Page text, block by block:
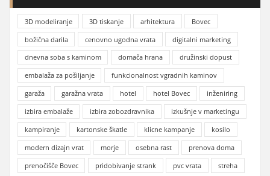
3D modeliranje 3D tiskanje arhitektura
Bovec
božična darila
cenovno ugodna vrata
digitalni marketing
dnevna soba s kaminom
domača hrana
družinski dopust
embalaža za pošiljanje
funkcionalnost vgradnih kaminov
garaža
garažna vrata hotel hotel Bovec
inženiring
izbira embalaže
izbira zobozdravnika
izkušnje v marketingu
kampiranje
kartonske škatle klicne kampanje
kosilo
modern dizajn vrat
morje osebna rast
prenova doma
prenočišče Bovec
pridobivanje strank pvc vrata streha